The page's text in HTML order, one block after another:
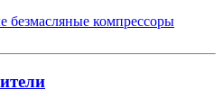
безмасляные компрессоры